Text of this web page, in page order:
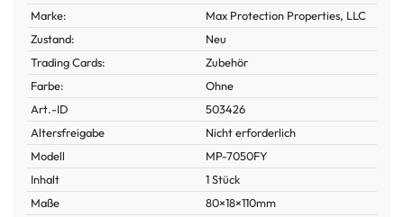
Marke:
Max Protection Properties, LLC
Zustand:
Neu
Trading Cards:
Zubehör
Farbe:
Ohne
Technisches
Merkmal
Wert
Art.-ID
503426
Altersfreigabe
Nicht erforderlich
Modell
MP-7050FY
Inhalt
1 Stück
Maße
80×18×110mm